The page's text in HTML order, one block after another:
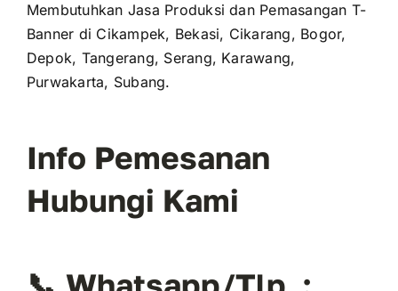
Membutuhkan Jasa Produksi dan Pemasangan T-
Banner di Cikampek, Bekasi, Cikarang, Bogor,
Depok, Tangerang, Serang, Karawang,
Purwakarta, Subang.
Info Pemesanan
Hubungi Kami